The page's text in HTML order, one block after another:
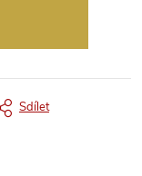
Sdílet